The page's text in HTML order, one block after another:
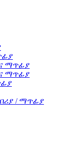
ማጥፊያ
ማጥፊያ
/ ማጥፊያ